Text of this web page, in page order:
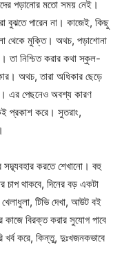
পড়ানোর মতো সময় নেই।
বুঝতে পারেন না। কাজেই, কিছু
থেকে মুক্তি। অথচ, পড়াশোনা
তা নিশ্চিত করার কথা স্কুল-
অথচ, তারা অধিকার ছেড়ে
এর পেছনেও অবশ্য কারণ
প্রকাশ করে। সুতরাং,
করতে শেখানো। বহু
চাপ থাকবে, দিনের বড় একটা
টিভি দেখা, আউট বই
কাজে বিরক্ত করার সুযোগ পাবে
খর্ব করে, কিন্তু, দুঃখজনকভাবে